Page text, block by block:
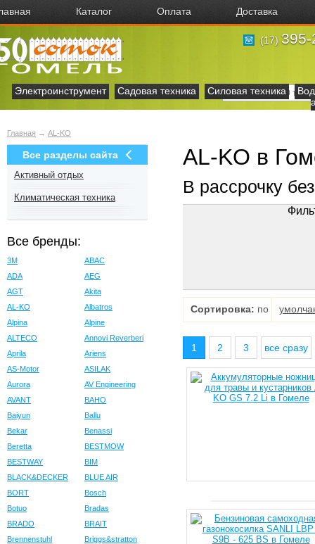
Каталог Оплата Доставка
(17) 395-
Электроинструмент Садовая техника Силовая техника
Главная → AL-KO
Все разделы сайта
Активный отдых
Климатическая техника
Все бренды:
3M
ABAC
ADA
AEG
AGT
Akita
AL-KO
Albatros
Alpina
Alpine
ALTECO
Annovi Reverberi
Aprila
Ariens
AS-Motor
ASILAK
Aurora
AV Engineering
AVANT
BAHO
Baiyun
Ballu
Bekar
Benassi
Beretta
BESTMOW
BESTWAY
BIM
BLACK&DECKER
BLUE AIR
BORT
Bosch
Botuo
Bradas
BRADO
BRAIT
Brennenstuhl
Briggs&stratton
AL-KO в
В рассрочку
Сортировка: по
1 2 3 все сразу